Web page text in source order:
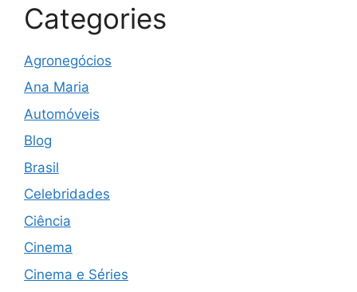
Categories
Agronegócios
Ana Maria
Automóveis
Blog
Brasil
Celebridades
Ciência
Cinema
Cinema e Séries